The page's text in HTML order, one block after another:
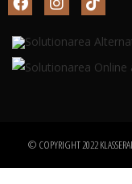
© COPYRIGHT 2022